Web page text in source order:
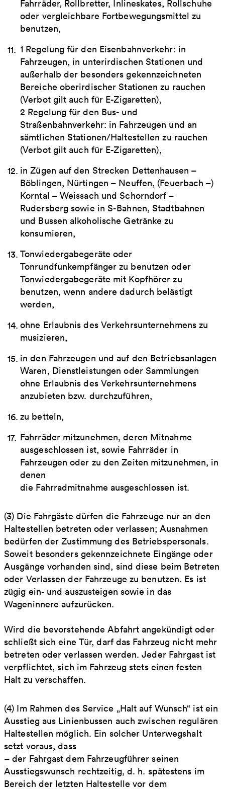
Fahrräder, Rollbretter, Inlineskates, Rollschuhe
oder vergleichbare Fortbewegungsmittel zu
benutzen,
1 Regelung für den Eisenbahnverkehr: in
Fahrzeugen, in unterirdischen Stationen und
außerhalb der besonders gekennzeichneten
Bereiche oberirdischer Stationen zu rauchen
(Verbot gilt auch für E-Zigaretten),
2 Regelung für den Bus- und
Straßenbahnverkehr: in Fahrzeugen und an
sämtlichen Stationen/Haltestellen zu rauchen
(Verbot gilt auch für E-Zigaretten),
in Zügen auf den Strecken Dettenhausen –
Böblingen, Nürtingen – Neuffen, (Feuerbach –)
Korntal – Weissach und Schorndorf –
Rudersberg sowie in S-Bahnen, Stadtbahnen
und Bussen alkoholische Getränke zu
konsumieren,
Tonwiedergabegeräte oder
Tonrundfunkempfänger zu benutzen oder
Tonwiedergabegeräte mit Kopfhörer zu
benutzen, wenn andere dadurch belästigt
werden,
ohne Erlaubnis des Verkehrsunternehmens zu
musizieren,
in den Fahrzeugen und auf den Betriebsanlagen
Waren, Dienstleistungen oder Sammlungen
ohne Erlaubnis des Verkehrsunternehmens
anzubieten bzw. durchzuführen,
zu betteln,
Fahrräder mitzunehmen, deren Mitnahme
ausgeschlossen ist, sowie Fahrräder in
Fahrzeugen oder zu den Zeiten mitzunehmen, in
denen
die Fahrradmitnahme ausgeschlossen ist.
(3) Die Fahrgäste dürfen die Fahrzeuge nur an den
Haltestellen betreten oder verlassen; Ausnahmen
bedürfen der Zustimmung des Betriebspersonals.
Soweit besonders gekennzeichnete Eingänge oder
Ausgänge vorhanden sind, sind diese beim Betreten
oder Verlassen der Fahrzeuge zu benutzen. Es ist
zügig ein- und auszusteigen sowie in das
Wageninnere aufzurücken.
Wird die bevorstehende Abfahrt angekündigt oder
schließt sich eine Tür, darf das Fahrzeug nicht mehr
betreten oder verlassen werden. Jeder Fahrgast ist
verpflichtet, sich im Fahrzeug stets einen festen
Halt zu verschaffen.
(4) Im Rahmen des Service „Halt auf Wunsch“ ist ein
Ausstieg aus Linienbussen auch zwischen regulären
Haltestellen möglich. Ein solcher Unterwegshalt
setzt voraus, dass
– der Fahrgast dem Fahrzeugführer seinen
Ausstiegswunsch rechtzeitig, d. h. spätestens im
Bereich der letzten Haltestelle vor dem